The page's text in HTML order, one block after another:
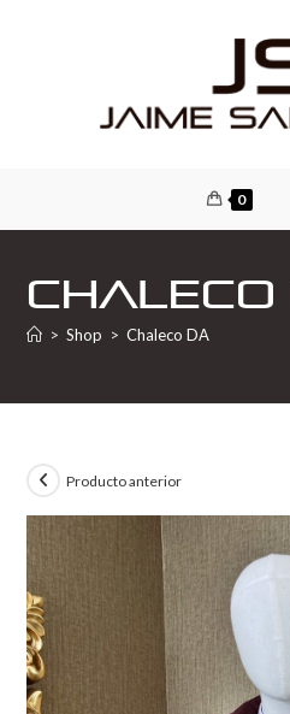
0
Chaleco
> Shop > Chaleco DA
Producto anterior